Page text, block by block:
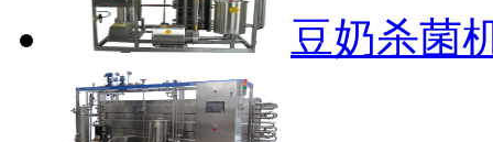
豆奶杀菌